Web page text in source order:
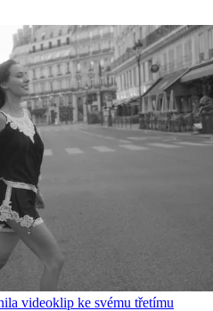
videoklip ke svému třetímu